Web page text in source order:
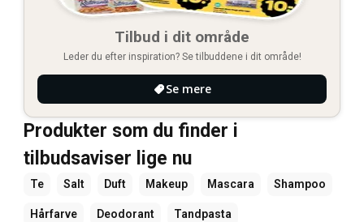
Tilbud i dit område
Leder du efter inspiration? Se tilbuddene i dit område!
Se mere
Produkter som du finder i
tilbudsaviser lige nu
Te Salt Duft Makeup Mascara Shampoo
Hårfarve Deodorant Tandpasta